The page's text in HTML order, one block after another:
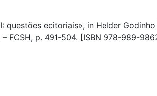
editoriais», in Helder
– FCSH, p. 491-504. [ISBN 978-989-